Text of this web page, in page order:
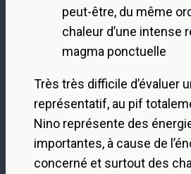
peut-être, du même
chaleur d’une intense
magma ponctuelle
Très très difficile d’évaluer
représentatif, au pif
Nino représente des
importantes, à cause de
concerné et surtout des